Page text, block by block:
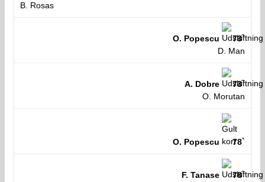
B. Rosas
O. Popescu
73`
D. Man
A. Dobre
73`
O. Morutan
O. Popescu 78`
F. Tanase
78`